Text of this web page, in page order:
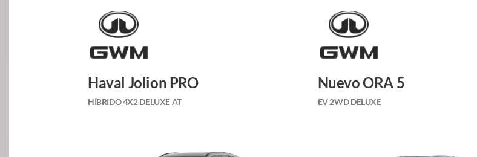
Haval Jolion PRO
HÍBRIDO 4X2 DELUXE AT
Nuevo ORA 5
EV 2WD DELUXE